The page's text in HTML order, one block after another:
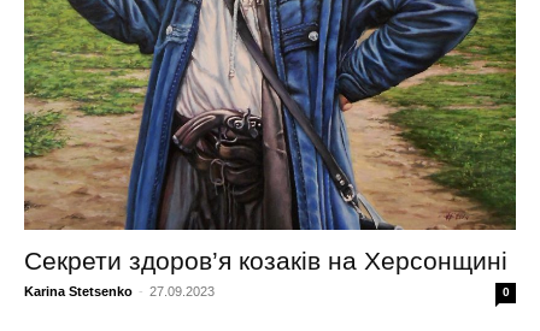
Секрети здоров’я козаків на Херсонщині
Karina Stetsenko - 27.09.2023 0